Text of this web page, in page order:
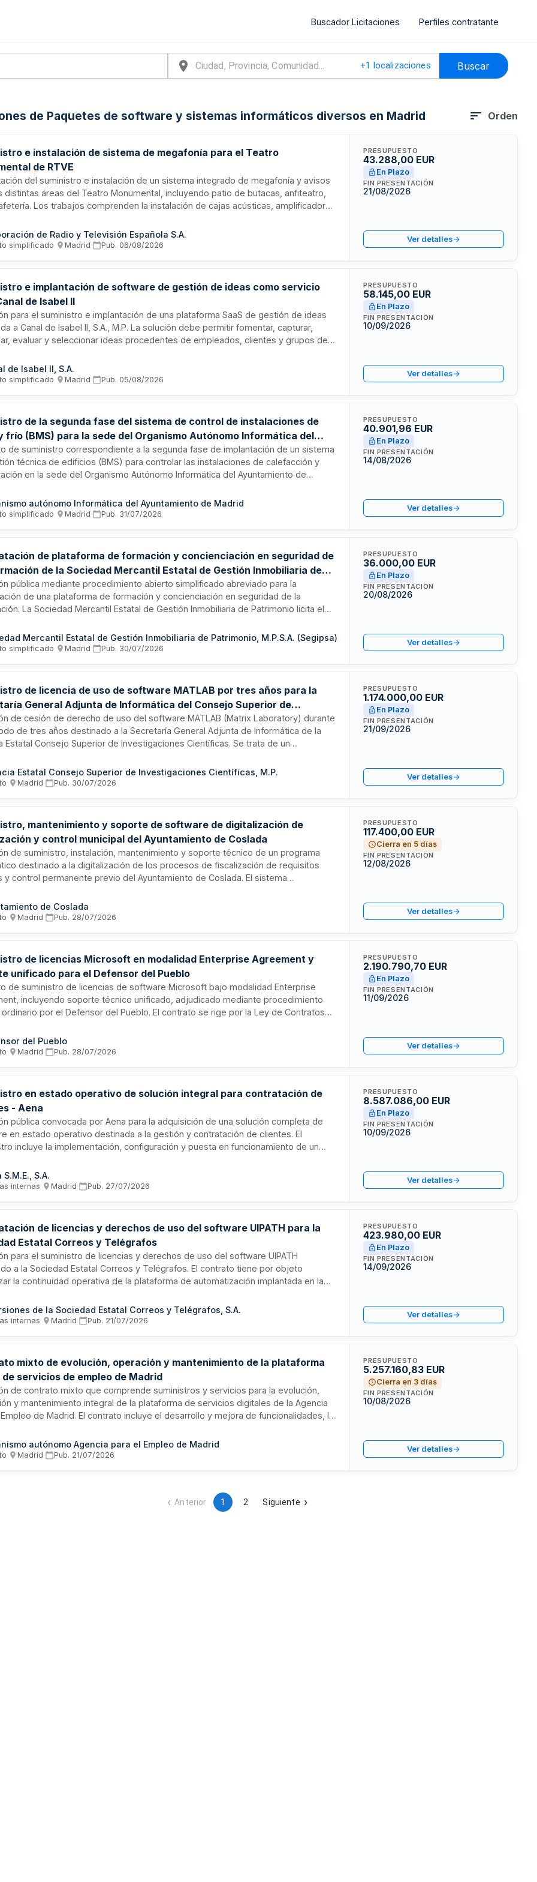
Buscador Licitaciones Perfiles contratante
+1 localizaciones Buscar
de Paquetes de software y sistemas informáticos diversos en Madrid Orden
e instalación de sistema de megafonía para el Teatro
de RTVE
del suministro e instalación de un sistema integrado de megafonía y avisos
distintas áreas del Teatro Monumental, incluyendo patio de butacas, anfiteatro,
Los trabajos comprenden la instalación de cajas acústicas, amplificadores
mixto de suministros y servicios bajo procedimiento abierto simplificado.
de Radio y Televisión Española S.A.
simplificado· Madrid· Pub. 06/08/2026
PRESUPUESTO
43.288,00 EUR
En Plazo
FIN PRESENTACIÓN
21/08/2026
Ver detalles
e implantación de software de gestión de ideas como servicio
de Isabel II
para el suministro e implantación de una plataforma SaaS de gestión de ideas
a Canal de Isabel II, S.A., M.P. La solución debe permitir fomentar, capturar,
evaluar y seleccionar ideas procedentes de empleados, clientes y grupos de
con integración en MS-Teams, capacidades de gamificación, generación de
y cumplimiento de requisitos de seguridad, disponibilidad y continuidad de
de Isabel II, S.A.
simplificado· Madrid· Pub. 05/08/2026
PRESUPUESTO
58.145,00 EUR
En Plazo
FIN PRESENTACIÓN
10/09/2026
Ver detalles
de la segunda fase del sistema de control de instalaciones de
frío (BMS) para la sede del Organismo Autónomo Informática del
de Madrid
de suministro correspondiente a la segunda fase de implantación de un sistema
técnica de edificios (BMS) para controlar las instalaciones de calefacción y
en la sede del Organismo Autónomo Informática del Ayuntamiento de
según las especificaciones técnicas particulares establecidas, con
de coordinación administrativa y técnica durante toda la vigencia del
autónomo Informática del Ayuntamiento de Madrid
simplificado· Madrid· Pub. 31/07/2026
PRESUPUESTO
40.901,96 EUR
En Plazo
FIN PRESENTACIÓN
14/08/2026
Ver detalles
de plataforma de formación y concienciación en seguridad de
de la Sociedad Mercantil Estatal de Gestión Inmobiliaria de
pública mediante procedimiento abierto simplificado abreviado para la
de una plataforma de formación y concienciación en seguridad de la
La Sociedad Mercantil Estatal de Gestión Inmobiliaria de Patrimonio licita el
duración inicial de un año, prorrogable por periodos anuales hasta un máximo de
Mercantil Estatal de Gestión Inmobiliaria de Patrimonio, M.P.S.A. (Segipsa)
simplificado· Madrid· Pub. 30/07/2026
PRESUPUESTO
36.000,00 EUR
En Plazo
FIN PRESENTACIÓN
20/08/2026
Ver detalles
de licencia de uso de software MATLAB por tres años para la
General Adjunta de Informática del Consejo Superior de
Científicas
de cesión de derecho de uso del software MATLAB (Matrix Laboratory) durante
de tres años destinado a la Secretaría General Adjunta de Informática de la
Estatal Consejo Superior de Investigaciones Científicas. Se trata de un
pública, tramitado bajo modelo de pliego de cláusulas administrativas
aprobado por el órgano competente.
Estatal Consejo Superior de Investigaciones Científicas, M.P.
· Madrid· Pub. 30/07/2026
PRESUPUESTO
1.174.000,00 EUR
En Plazo
FIN PRESENTACIÓN
21/09/2026
Ver detalles
mantenimiento y soporte de software de digitalización de
y control municipal del Ayuntamiento de Coslada
de suministro, instalación, mantenimiento y soporte técnico de un programa
destinado a la digitalización de los procesos de fiscalización de requisitos
y control permanente previo del Ayuntamiento de Coslada. El sistema
con la inspección y supervisión de cumplimiento normativo municipal. Incluye
del software, formación de usuarios, asistencia técnica y actualizaciones
para garantizar el correcto funcionamiento de la aplicación.
de Coslada
· Madrid· Pub. 28/07/2026
PRESUPUESTO
117.400,00 EUR
Cierra en 5 días
FIN PRESENTACIÓN
12/08/2026
Ver detalles
de licencias Microsoft en modalidad Enterprise Agreement y
unificado para el Defensor del Pueblo
de suministro de licencias de software Microsoft bajo modalidad Enterprise
incluyendo soporte técnico unificado, adjudicado mediante procedimiento
por el Defensor del Pueblo. El contrato se rige por la Ley de Contratos
del organismo contratante.
del Pueblo
· Madrid· Pub. 28/07/2026
PRESUPUESTO
2.190.790,70 EUR
En Plazo
FIN PRESENTACIÓN
11/09/2026
Ver detalles
en estado operativo de solución integral para contratación de
- Aena
pública convocada por Aena para la adquisición de una solución completa de
en estado operativo destinada a la gestión y contratación de clientes. El
incluye la implementación, configuración y puesta en funcionamiento de un
de los aeropuertos. La solución deberá estar completamente operativa y
para su uso inmediato por parte de la entidad adjudicataria.
S.M.E., S.A.
internas· Madrid· Pub. 27/07/2026
PRESUPUESTO
8.587.086,00 EUR
En Plazo
FIN PRESENTACIÓN
10/09/2026
Ver detalles
de licencias y derechos de uso del software UIPATH para la
Estatal Correos y Telégrafos
para el suministro de licencias y derechos de uso del software UIPATH
a la Sociedad Estatal Correos y Telégrafos. El contrato tiene por objeto
la continuidad operativa de la plataforma de automatización implantada en la
operativas vigentes. Se excluyen expresamente prestaciones de
soporte, evolución, desarrollo u operación.
de la Sociedad Estatal Correos y Telégrafos, S.A.
internas· Madrid· Pub. 21/07/2026
PRESUPUESTO
423.980,00 EUR
En Plazo
FIN PRESENTACIÓN
14/09/2026
Ver detalles
mixto de evolución, operación y mantenimiento de la plataforma
servicios de empleo de Madrid
de contrato mixto que comprende suministros y servicios para la evolución,
y mantenimiento integral de la plataforma de servicios digitales de la Agencia
de Madrid. El contrato incluye el desarrollo y mejora de funcionalidades, la
Se adjudica mediante procedimiento abierto y está dirigido a empresas
en desarrollo de plataformas tecnológicas, infraestructuras digitales y
autónomo Agencia para el Empleo de Madrid
· Madrid· Pub. 21/07/2026
PRESUPUESTO
5.257.160,83 EUR
Cierra en 3 días
FIN PRESENTACIÓN
10/08/2026
Ver detalles
Anterior 1 2 Siguiente